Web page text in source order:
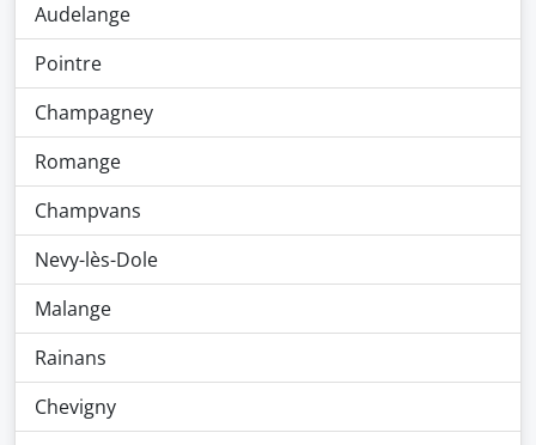
Audelange
Pointre
Champagney
Romange
Champvans
Nevy-lès-Dole
Malange
Rainans
Chevigny